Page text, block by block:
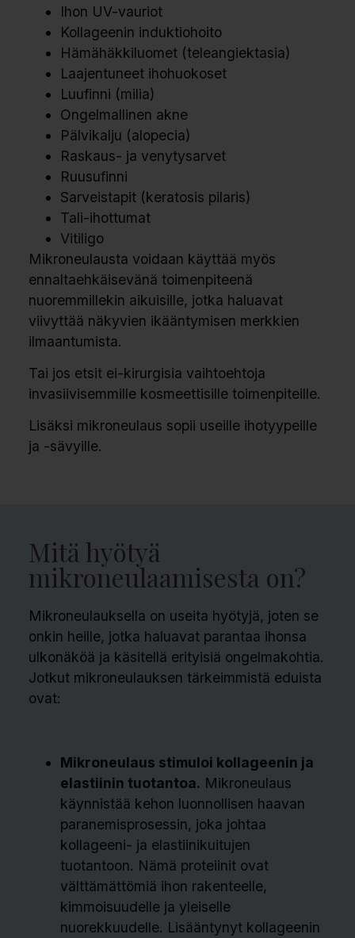
Ihon UV-vauriot
Kollageenin induktiohoito
Hämähäkkiluomet (teleangiektasia)
Laajentuneet ihohuokoset
Luufinni (milia)
Ongelmallinen akne
Pälvikalju (alopecia)
Raskaus- ja venytysarvet
Ruusufinni
Sarveistapit (keratosis pilaris)
Tali-ihottumat
Vitiligo
Mikroneulausta voidaan käyttää myös
ennaltaehkäisevänä toimenpiteenä
nuoremmillekin aikuisille, jotka haluavat
viivyttää näkyvien ikääntymisen merkkien
ilmaantumista.
Tai jos etsit ei-kirurgisia vaihtoehtoja
invasiivisemmille kosmeettisille toimenpiteille.
Lisäksi mikroneulaus sopii useille ihotyypeille
ja -sävyille.
Mitä hyötyä
mikroneulaamisesta on?
Mikroneulauksella on useita hyötyjä, joten se
onkin heille, jotka haluavat parantaa ihonsa
ulkonäköä ja käsitellä erityisiä ongelmakohtia.
Jotkut mikroneulauksen tärkeimmistä eduista
ovat:
Mikroneulaus stimuloi kollageenin ja
elastiinin tuotantoa. Mikroneulaus
käynnistää kehon luonnollisen haavan
paranemisprosessin, joka johtaa
kollageeni- ja elastiinikuitujen
tuotantoon. Nämä proteiinit ovat
välttämättömiä ihon rakenteelle,
kimmoisuudelle ja yleiselle
nuorekkuudelle. Lisääntynyt kollageenin